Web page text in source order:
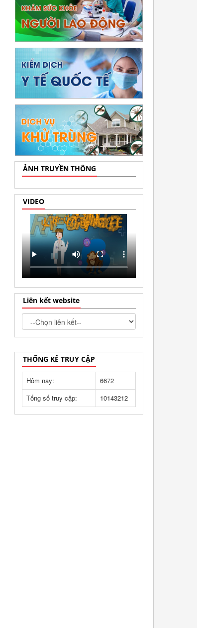
ẢNH TRUYỀN THÔNG
VIDEO
Liên kết website
THỐNG KÊ TRUY CẬP
Hôm nay:
6672
Tổng số truy cập:
10143212